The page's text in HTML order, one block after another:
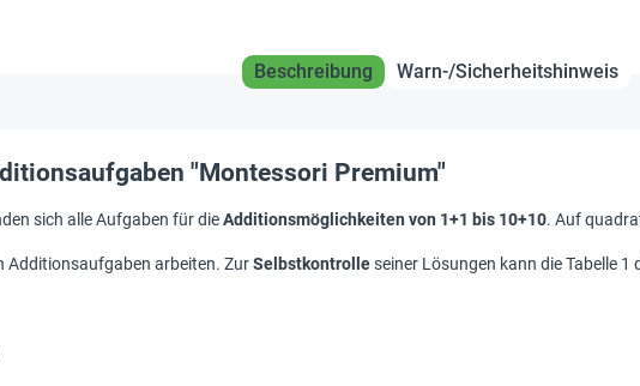
Beschreibung Warn-/Sicherheitshinweis
"Montessori Premium"
sich alle Aufgaben für dieAdditionsmöglichkeiten von 1+1 bis 10+10. Auf
Additionsaufgaben arbeiten. ZurSelbstkontrolleseiner Lösungen kann die Tabelle